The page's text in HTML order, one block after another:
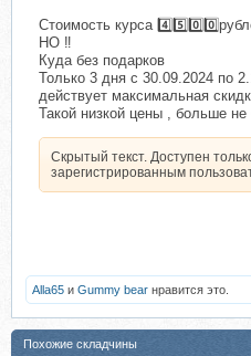
Стоимость курса
НО ‼️
Куда без подарков
Только 3 дня с 30.09.2024 по
действует максимальная
Такой низкой цены , больше не
Скрытый текст. Доступен
зарегистрированным
Alla65 и Gummy bear нравится это.
Похожие складчины